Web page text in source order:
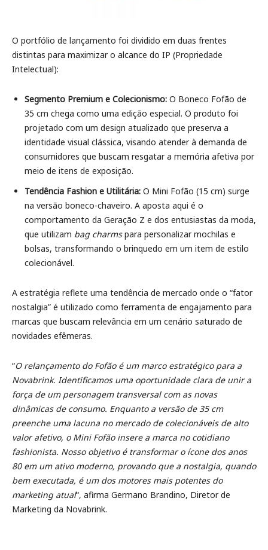
O portfólio de lançamento foi dividido em duas frentes
distintas para maximizar o alcance do IP (Propriedade
Intelectual):
Segmento Premium e Colecionismo: O Boneco Fofão de
35 cm chega como uma edição especial. O produto foi
projetado com um design atualizado que preserva a
identidade visual clássica, visando atender à demanda de
consumidores que buscam resgatar a memória afetiva por
meio de itens de exposição.
Tendência Fashion e Utilitária: O Mini Fofão (15 cm) surge
na versão boneco-chaveiro. A aposta aqui é o
comportamento da Geração Z e dos entusiastas da moda,
que utilizam bag charmspara personalizar mochilas e
bolsas, transformando o brinquedo em um item de estilo
colecionável.
A estratégia reflete uma tendência de mercado onde o “fator
nostalgia” é utilizado como ferramenta de engajamento para
marcas que buscam relevância em um cenário saturado de
novidades efêmeras.
“O relançamento do Fofão é um marco estratégico para a
Novabrink. Identificamos uma oportunidade clara de unir a
força de um personagem transversal com as novas
dinâmicas de consumo. Enquanto a versão de 35 cm
preenche uma lacuna no mercado de colecionáveis de alto
valor afetivo, o Mini Fofão insere a marca no cotidiano
fashionista. Nosso objetivo é transformar o ícone dos anos
80 em um ativo moderno, provando que a nostalgia, quando
bem executada, é um dos motores mais potentes do
marketing atual“, afirma Germano Brandino, Diretor de
Marketing da Novabrink.